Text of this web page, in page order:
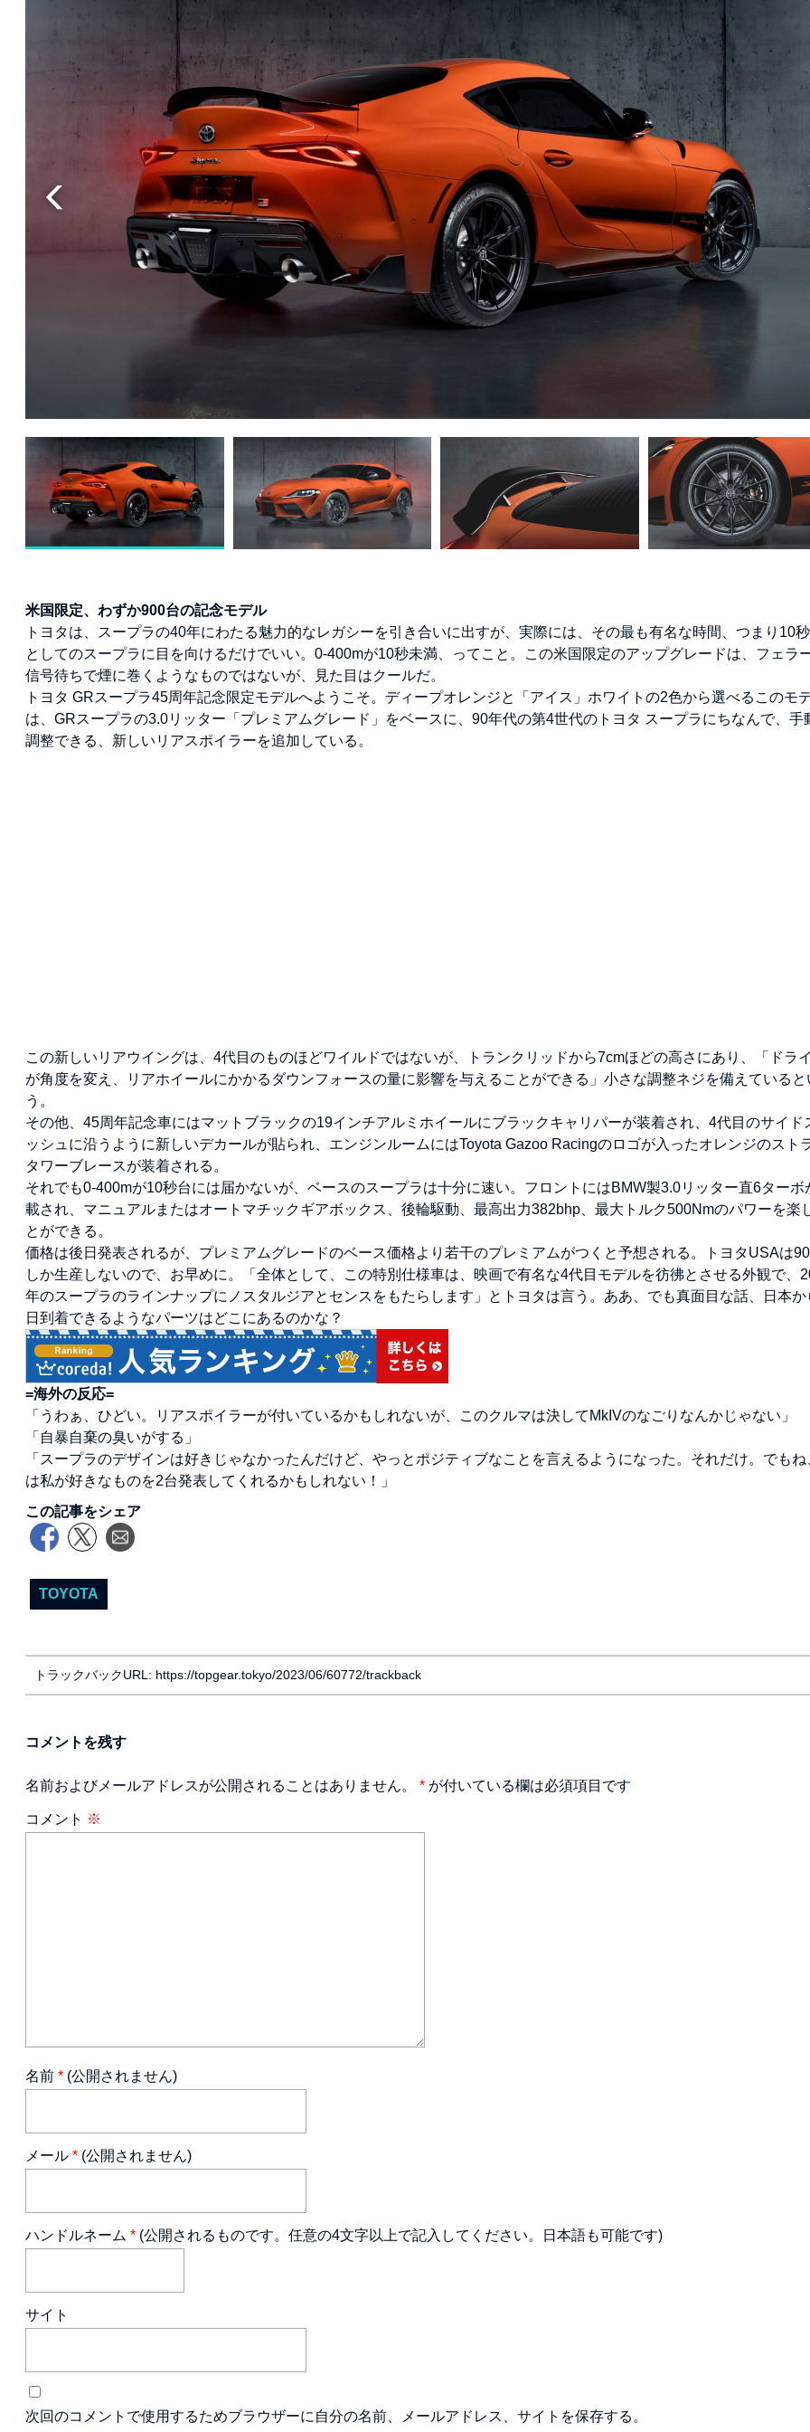
米国限定、わずか900台の記念モデル
トヨタは、スープラの40年にわたる魅力的なレガシーを引き合いに出すが、実際には、その最も有名な時間、つまり10
としてのスープラに目を向けるだけでいい。0-400mが10秒未満、ってこと。この米国限定のアップグレードは、フェラ
信号待ちで煙に巻くようなものではないが、見た目はクールだ。
トヨタ GRスープラ45周年記念限定モデルへようこそ。ディープオレンジと「アイス」ホワイトの2色から選べるこのモ
は、GRスープラの3.0リッター「プレミアムグレード」をベースに、90年代の第4世代のトヨタ スープラにちなんで、手
調整できる、新しいリアスポイラーを追加している。
この新しいリアウイングは、4代目のものほどワイルドではないが、トランクリッドから7cmほどの高さにあり、「ドラ
が角度を変え、リアホイールにかかるダウンフォースの量に影響を与えることができる」小さな調整ネジを備えていると
う。
その他、45周年記念車にはマットブラックの19インチアルミホイールにブラックキャリパーが装着され、4代目のサイド
ッシュに沿うように新しいデカールが貼られ、エンジンルームにはToyota Gazoo Racingのロゴが入ったオレンジのスト
タワーブレースが装着される。
それでも0-400mが10秒台には届かないが、ベースのスープラは十分に速い。フロントにはBMW製3.0リッター直6ターボ
載され、マニュアルまたはオートマチックギアボックス、後輪駆動、最高出力382bhp、最大トルク500Nmのパワーを楽
とができる。
価格は後日発表されるが、プレミアムグレードのベース価格より若干のプレミアムがつくと予想される。トヨタUSAは
しか生産しないので、お早めに。「全体として、この特別仕様車は、映画で有名な4代目モデルを彷彿とさせる外観で、
年のスープラのラインナップにノスタルジアとセンスをもたらします」とトヨタは言う。ああ、でも真面目な話、日本か
日到着できるようなパーツはどこにあるのかな？
=海外の反応=
「うわぁ、ひどい。リアスポイラーが付いているかもしれないが、このクルマは決してMkIVのなごりなんかじゃない」
「自暴自棄の臭いがする」
「スープラのデザインは好きじゃなかったんだけど、やっとポジティブなことを言えるようになった。それだけ。でもね
は私が好きなものを2台発表してくれるかもしれない！」
この記事をシェア
TOYOTA
トラックバックURL: https://topgear.tokyo/2023/06/60772/trackback
コメントを残す
名前およびメールアドレスが公開されることはありません。 * が付いている欄は必須項目です
コメント ※
名前 * (公開されません)
メール * (公開されません)
ハンドルネーム * (公開されるものです。任意の4文字以上で記入してください。日本語も可能です)
サイト
次回のコメントで使用するためブラウザーに自分の名前、メールアドレス、サイトを保存する。